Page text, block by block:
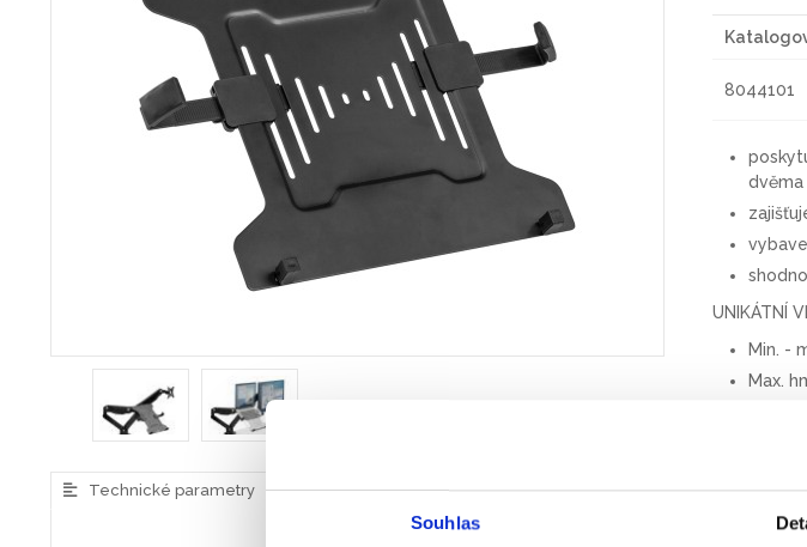
Souhlas
8044101
UNIKÁTNÍ
Min. -
Max.
Technické parametry Doplňující informace